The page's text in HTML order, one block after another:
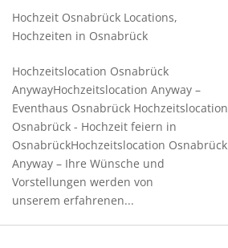
Hochzeit Osnabrück Locations,
Hochzeiten in Osnabrück
Hochzeitslocation Osnabrück
AnywayHochzeitslocation Anyway –
Eventhaus Osnabrück Hochzeitslocation
Osnabrück - Hochzeit feiern in
OsnabrückHochzeitslocation Osnabrück
Anyway – Ihre Wünsche und
Vorstellungen werden von
unserem erfahrenen...